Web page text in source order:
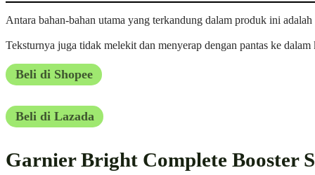
Antara bahan-bahan utama yang terkandung dalam produk ini
Teksturnya juga tidak melekit dan menyerap dengan pantas ke
Beli di Shopee
Beli di Lazada
Garnier Bright Complete Booster